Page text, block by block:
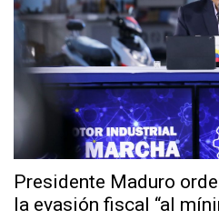
Presidente Maduro
la evasión fiscal “al